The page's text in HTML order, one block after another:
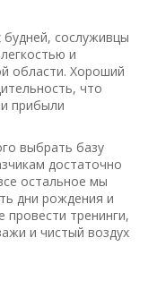
сослуживцы
и
области. Хороший
что
прибыли
выбрать базу
достаточно
остальное мы
дни рождения и
провести тренинги,
и чистый воздух